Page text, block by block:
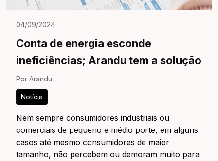
04/09/2024
Conta de energia esconde
ineficiências; Arandu tem a solução
Por Arandu
Notícia
Nem sempre consumidores industriais ou
comerciais de pequeno e médio porte, em alguns
casos até mesmo consumidores de maior
tamanho, não percebem ou demoram muito para